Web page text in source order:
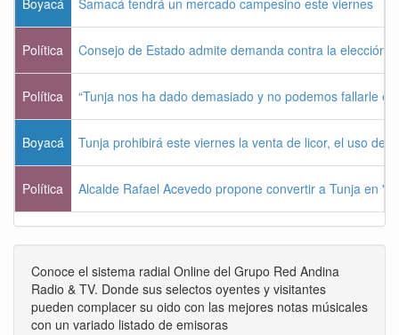
Boyacá Samacá tendrá un mercado campesino este viernes
Política Consejo de Estado admite demanda contra la elección
Política “Tunja nos ha dado demasiado y no podemos fallarle
Boyacá Tunja prohibirá este viernes la venta de licor, el uso de
Política Alcalde Rafael Acevedo propone convertir a Tunja en
Conoce el sistema radial Online del Grupo Red Andina
Radio & TV. Donde sus selectos oyentes y visitantes
pueden complacer su oido con las mejores notas músicales
con un variado listado de emisoras